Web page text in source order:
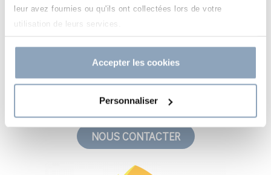
leur avez fournies ou qu'ils ont collectées lors de votre
utilisation de leurs services.
Accepter les cookies
Personnaliser
consultez LE SITE OFFICIELdu gouvernement.
étudiants :
DÉPOSER UNE OFFRE
NOUS CONTACTER